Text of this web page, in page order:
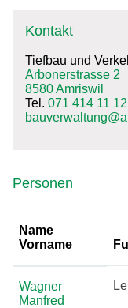
Kontakt
Tiefbau und
Arbonerstrasse 2
8580 Amriswil
Tel. 071 414 11 12
Personen
Name
Vorname
Wagner
Manfred